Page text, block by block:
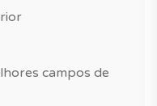
campos de